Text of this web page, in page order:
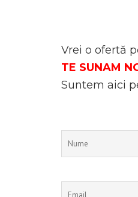
Vrei o ofertă
TE SUNAM
Suntem aici